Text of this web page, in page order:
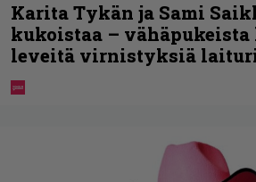
Karita Tykän ja Sami
kukoistaa – vähäpukeista
leveitä virnistyksiä